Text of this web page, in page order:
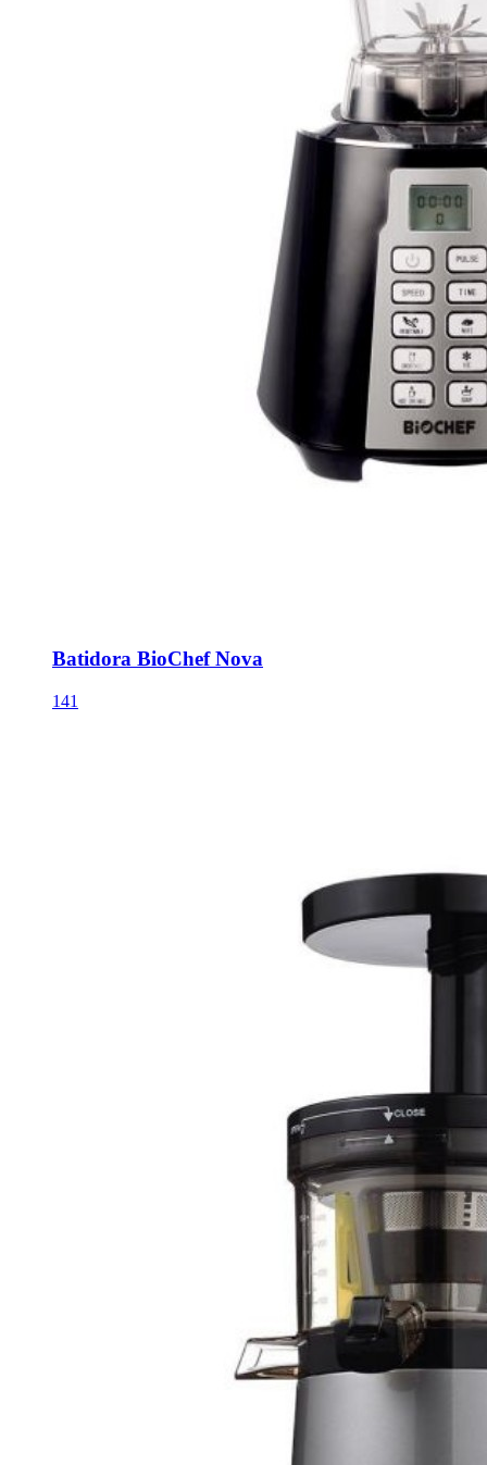
Batidora BioChef Nova
141